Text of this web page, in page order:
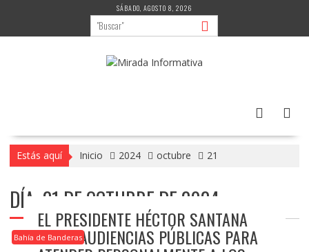
contenido
SÁBADO, AGOSTO 8, 2026
Estás aquí Inicio 2024 octubre 21
DÍA: 21 DE OCTUBRE DE 2024
Bahía de Banderas
EL PRESIDENTE HÉCTOR SANTANA
INICIA AUDIENCIAS PÚBLICAS PARA